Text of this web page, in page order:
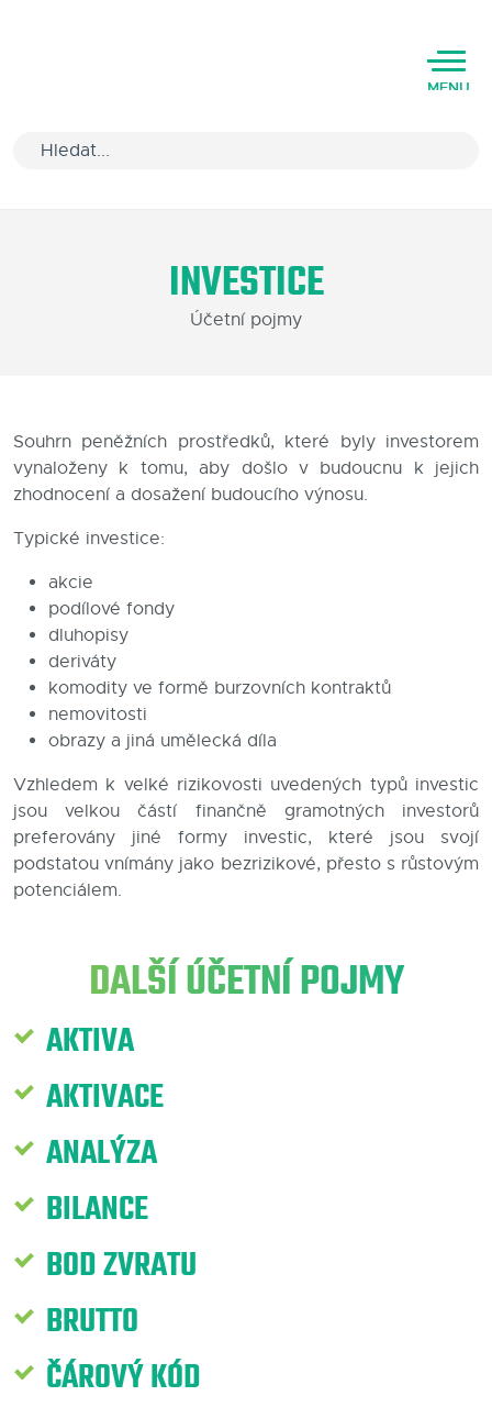
MENU
Varianty software
Kariéra
Partneři
INVESTICE
Účetní pojmy
Souhrn peněžních prostředků, které byly investorem
vynaloženy k tomu, aby došlo v budoucnu k jejich
zhodnocení a dosažení budoucího výnosu.
Typické investice:
akcie
podílové fondy
dluhopisy
deriváty
komodity ve formě burzovních kontraktů
nemovitosti
obrazy a jiná umělecká díla
Vzhledem k velké rizikovosti uvedených typů investic
jsou velkou částí finančně gramotných investorů
preferovány jiné formy investic, které jsou svojí
podstatou vnímány jako bezrizikové, přesto s růstovým
potenciálem.
DALŠÍ ÚČETNÍ POJMY
AKTIVA
AKTIVACE
ANALÝZA
BILANCE
BOD ZVRATU
BRUTTO
ČÁROVÝ KÓD